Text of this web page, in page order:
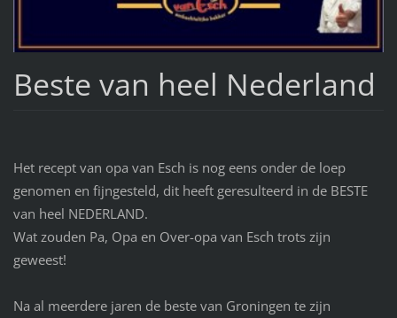
Beste van heel Nederland
Het recept van opa van Esch is nog eens onder de loep
genomen en fijngesteld, dit heeft geresulteerd in de BESTE
van heel NEDERLAND.
Wat zouden Pa, Opa en Over-opa van Esch trots zijn
geweest!
Na al meerdere jaren de beste van Groningen te zijn